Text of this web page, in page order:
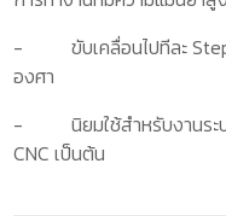
- ขับเคลื่อนไปทีละ
องศา
- นิยมใช้สำหรับงานระบ
CNCเป็นต้น